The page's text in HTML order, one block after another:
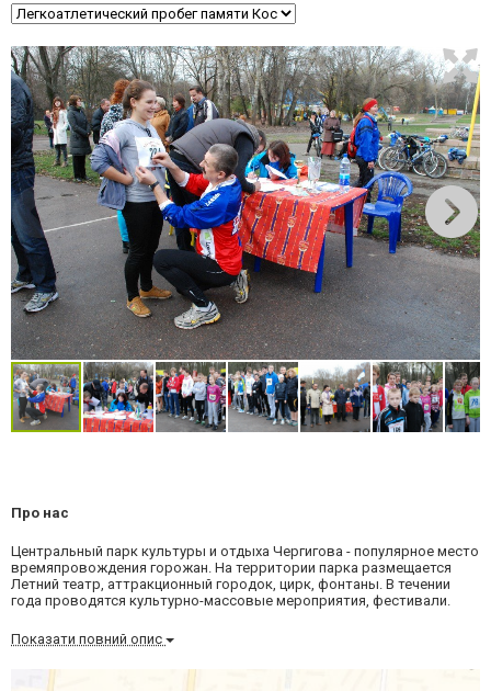
Про нас
Центральный парк культуры и отдыха Чергигова - популярное место
времяпровождения горожан. На территории парка размещается
Летний театр, аттракционный городок, цирк, фонтаны. В течении
года проводятся культурно-массовые мероприятия, фестивали.
Показати повний опис